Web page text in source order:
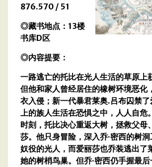
876.570 / 51
◎藏书地点：13楼
书库D区
◎内容提要：
一路逃亡的托比在光人生活的草原上
但他和家人曾经居住的橡树环境恶化
衣入侵；新一代暴君莱奥.吕布囚禁
上的族人生活在恐惧之中，人人自危
时刻，托比决心重返大树，拯救父母
莎。他只身冒险，深入乔·密西的树
奴役的光人，而爱丽莎也乔装逃出了
她的树梢鸟巢。但乔·密西仍手握最